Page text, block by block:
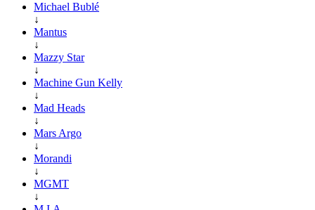
Michael Bublé
↓
Mantus
↓
Mazzy Star
↓
Machine Gun Kelly
↓
Mad Heads
↓
Mars Argo
↓
Morandi
↓
MGMT
↓